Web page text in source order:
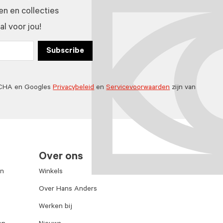
en collecties
voor jou!
Subscribe
en GooglesPrivacybeleidenServicevoorwaardenzijn van
Over ons
Winkels
Over Hans Anders
Werken bij